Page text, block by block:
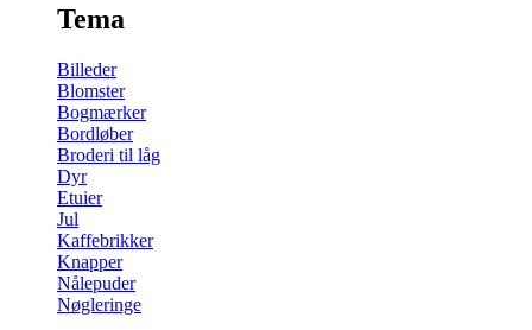
Tema
Billeder
Blomster
Bogmærker
Bordløber
Broderi til låg
Dyr
Etuier
Jul
Kaffebrikker
Knapper
Nålepuder
Nøgleringe